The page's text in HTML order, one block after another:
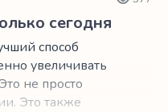
сегодня
способ
увеличивать
не просто
Это также